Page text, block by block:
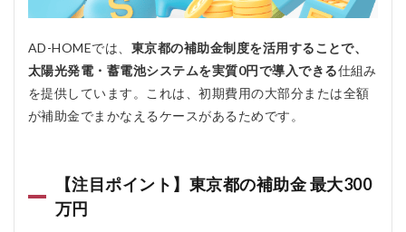
AD-HOMEでは、 東京都の補助金制度を活用することで、
太陽光発電・蓄電池システムを実質0円で導入できる仕組み
を提供しています。これは、初期費用の大部分または全額
が補助金でまかなえるケースがあるためです。
【注目ポイント】東京都の補助金 最大300
万円